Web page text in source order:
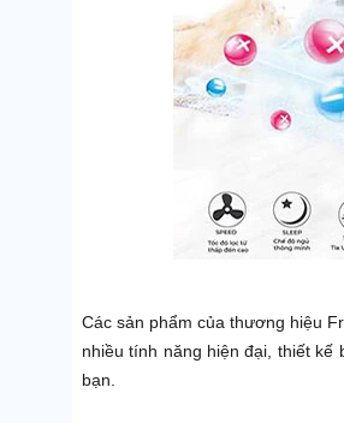
Các sản phẩm của thương hiệu
nhiều tính năng hiện đại, thiết kế
bạn.